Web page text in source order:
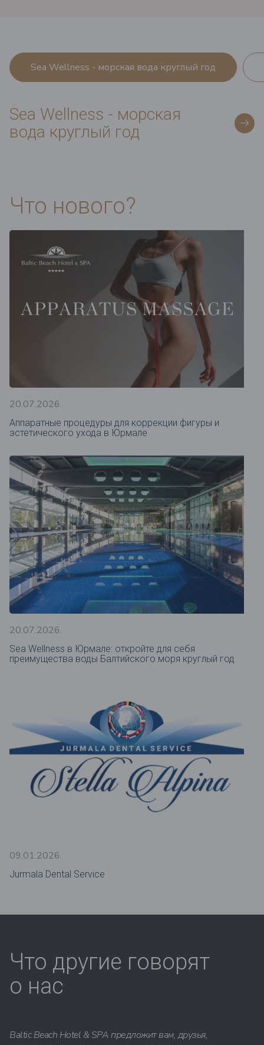
Sea Wellness - морская вода круглый год
Sea Wellness - морская
вода круглый год
Что нового?
20.07.2026.
Аппаратные процедуры для коррекции фигуры и
эстетического ухода в Юрмале
20.07.2026.
Sea Wellness в Юрмале: откройте для себя
преимущества воды Балтийского моря круглый год
09.01.2026.
Jurmala Dental Service
Что другие говорят
о нас
Baltic Beach Hotel & SPA предложит вам, друзья,